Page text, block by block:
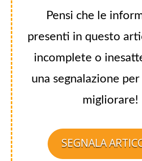
Pensi che le
presenti in questo
incomplete o
una segnalazione
migliorare!
SEGNALA